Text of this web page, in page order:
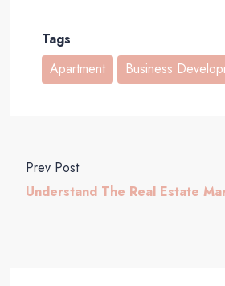
Tags
Apartment
Business
Prev Post
Understand The Real Estate